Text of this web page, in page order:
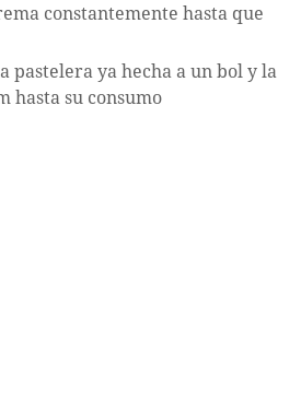
constantemente hasta que
pastelera ya hecha a un bol y la
hasta su consumo